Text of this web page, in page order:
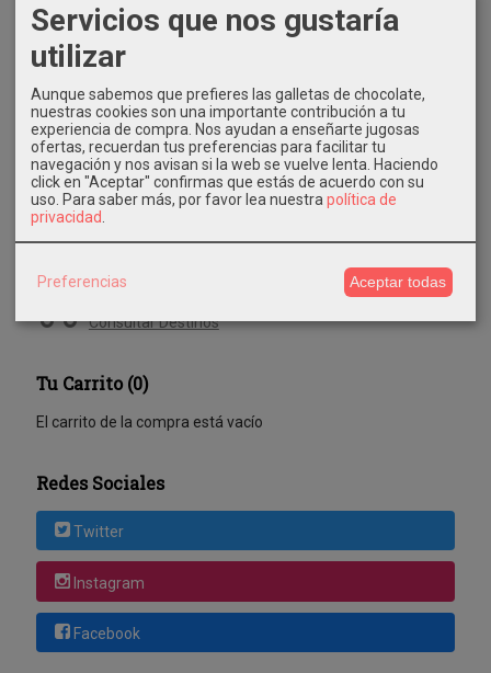
Marcas
Consultar Destinos
Tu Carrito (0)
El carrito de la compra está vacío
Redes Sociales
Twitter
Instagram
Facebook
Servicios que nos gustaría
utilizar
Aunque sabemos que prefieres las galletas de chocolate,
nuestras cookies son una importante contribución a tu
experiencia de compra. Nos ayudan a enseñarte jugosas
ofertas, recuerdan tus preferencias para facilitar tu
navegación y nos avisan si la web se vuelve lenta. Haciendo
click en "Aceptar" confirmas que estás de acuerdo con su
uso. Para saber más, por favor lea nuestra política de
privacidad
Preferencias Aceptar todas